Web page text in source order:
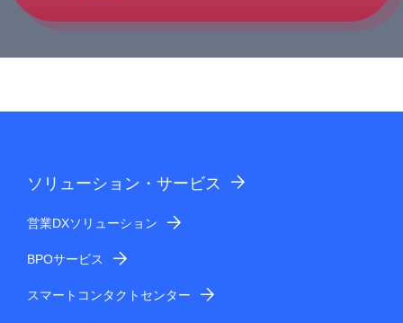
ソリューション・サービス
営業DXソリューション
BPOサービス
スマートコンタクトセンター